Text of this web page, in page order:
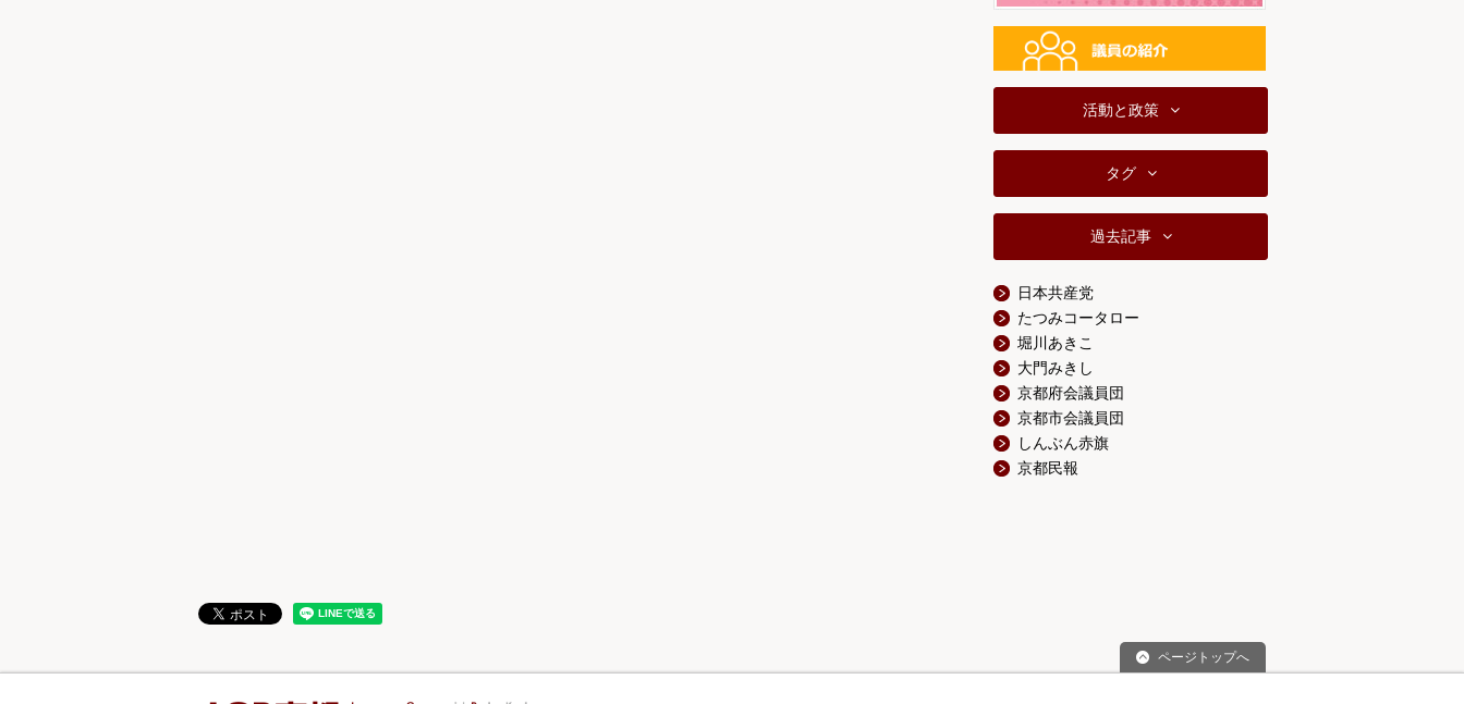
活動と政策
タグ
過去記事
日本共産党
たつみコータロー
堀川あきこ
大門みきし
京都府会議員団
京都市会議員団
しんぶん赤旗
京都民報
ページトップへ